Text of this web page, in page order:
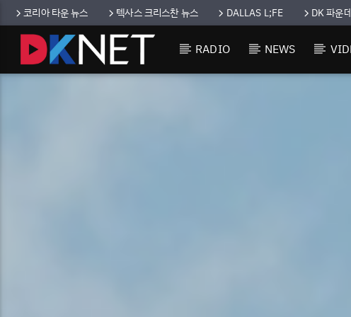
코리아 타운 뉴스 텍사스 크리스찬 뉴스 DALLAS L;FE DK 파운
RADIO NEWS